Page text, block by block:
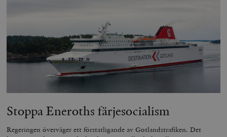
Stoppa Eneroths färjesocialism
Regeringen överväger ett förstatligande av Gotlandstrafiken. Det